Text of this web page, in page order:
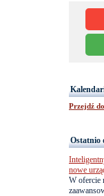
Przejdź
Ostatnio
nowe
W ofercie